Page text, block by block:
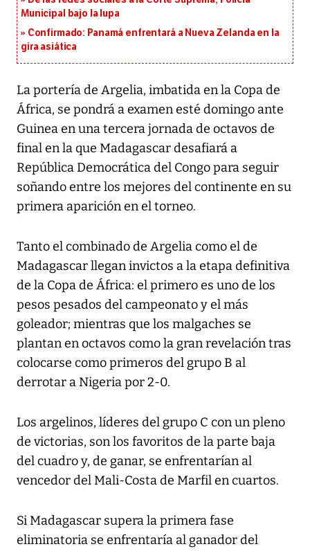
Municipal bajo la lupa
Confirmado: Panamá enfrentará a Nueva Zelanda en la
gira asiática
La portería de Argelia, imbatida en la Copa de
África, se pondrá a examen esté domingo ante
Guinea en una tercera jornada de octavos de
final en la que Madagascar desafiará a
República Democrática del Congo para seguir
soñando entre los mejores del continente en su
primera aparición en el torneo.
Tanto el combinado de Argelia como el de
Madagascar llegan invictos a la etapa definitiva
de la Copa de África: el primero es uno de los
pesos pesados del campeonato y el más
goleador; mientras que los malgaches se
plantan en octavos como la gran revelación tras
colocarse como primeros del grupo B al
derrotar a Nigeria por 2-0.
Los argelinos, líderes del grupo C con un pleno
de victorias, son los favoritos de la parte baja
del cuadro y, de ganar, se enfrentarían al
vencedor del Mali-Costa de Marfil en cuartos.
Si Madagascar supera la primera fase
eliminatoria se enfrentaría al ganador del